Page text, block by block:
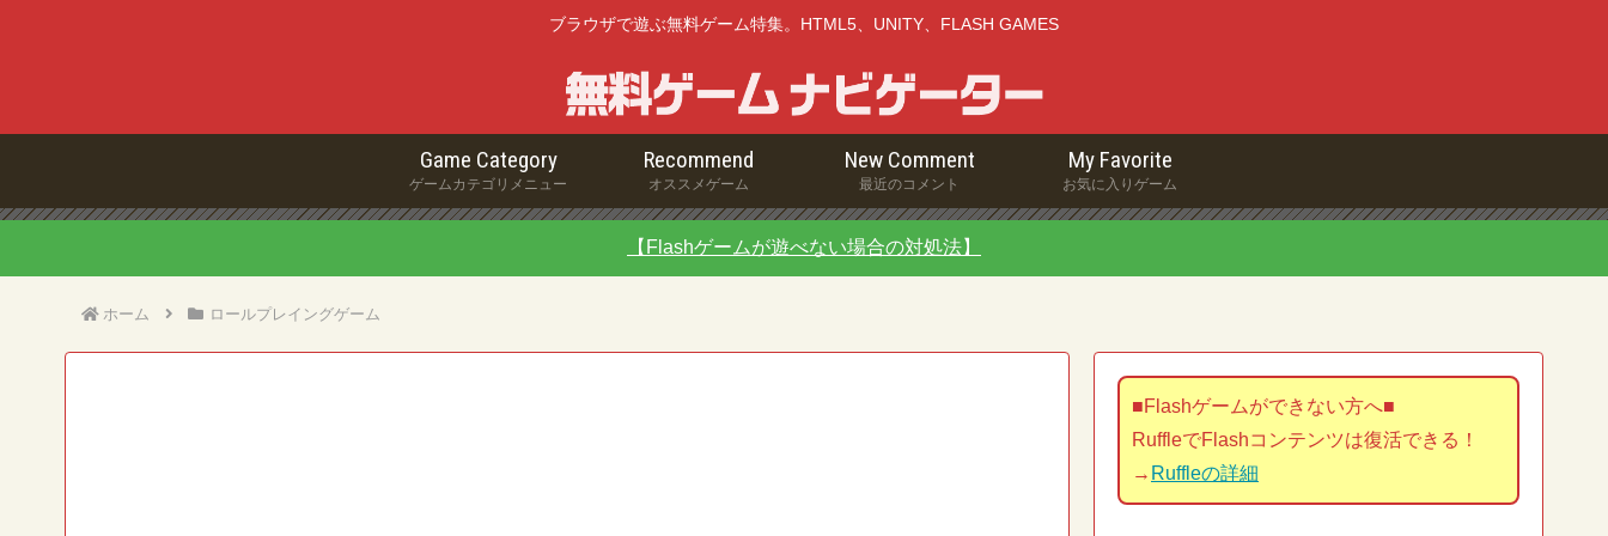
ブラウザで遊ぶ無料ゲーム特集。HTML5、UNITY、FLASH GAMES
Game Category
ゲームカテゴリメニュー
Recommend
オススメゲーム
New Comment
最近のコメント
My Favorite
お気に入りゲーム
【Flashゲームが遊べない場合の対処法】
ホーム ロールプレイングゲーム
■Flashゲームができない方へ■
RuffleでFlashコンテンツは復活できる！
→ Ruffleの詳細